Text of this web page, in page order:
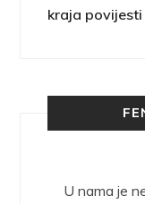
kraja
U nama je